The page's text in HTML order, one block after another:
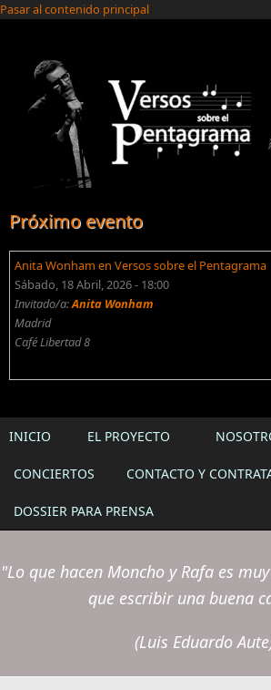
Pasar al contenido principal
Próximo evento
Anita Wonham en Versos sobre el Pentagrama
Sábado, 18 Abril, 2026 - 18:00
Invitado/a:Anita Wonham
Madrid
Café Libertad 8
INICIO EL PROYECTO
CONCIERTOS CONTACTO Y
DOSSIER PARA PRENSA
"Lo que hacen Moncho y Rafa es
que escribir una buena
(Luis Eduardo